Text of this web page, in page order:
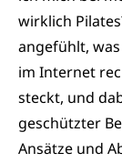
wirklich
angefühlt,
im Internet
steckt, und
geschützter
Ansätze und